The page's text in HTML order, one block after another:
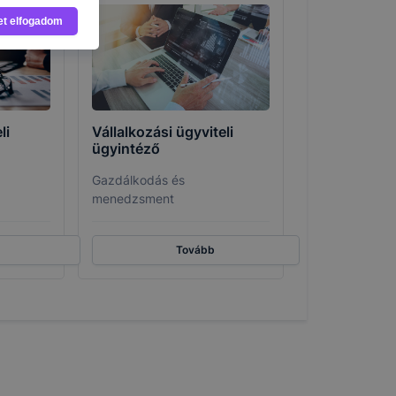
Vállalkozási ügyviteli
ügyintéző
Gazdálkodás és
menedzsment
Tovább
Ön
vagy
jobb
ezek
célja
elfogadom